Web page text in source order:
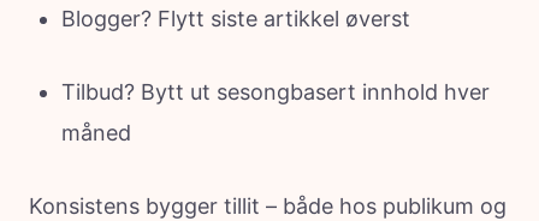
Blogger? Flytt siste artikkel øverst
Tilbud? Bytt ut sesongbasert innhold hver
måned
Konsistens bygger tillit – både hos publikum og